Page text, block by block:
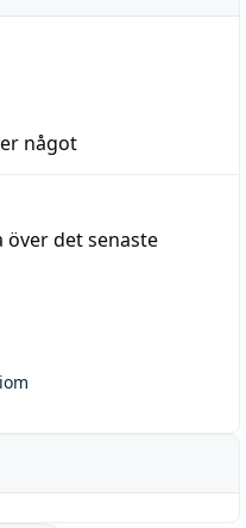
något
det senaste